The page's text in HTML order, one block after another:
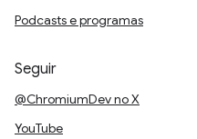
Podcasts e programas
Seguir
@ChromiumDev no X
YouTube